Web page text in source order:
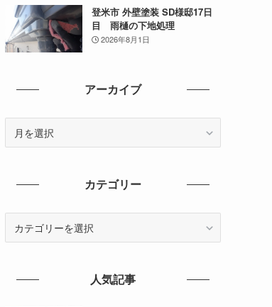
登米市 外壁塗装 SD様邸17日
目 雨樋の下地処理
2026年8月1日
アーカイブ
カテゴリー
人気記事